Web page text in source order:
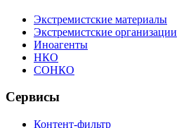
Экстремистские материалы
Экстремистские организации
Иноагенты
НКО
СОНКО
Сервисы
Контент-фильтр